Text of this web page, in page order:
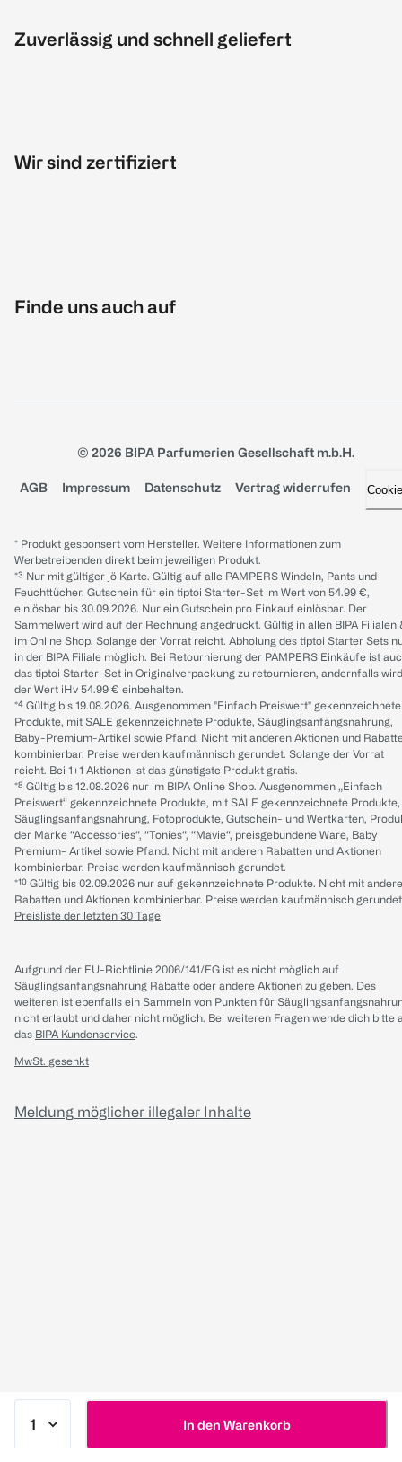
In den Warenkorb
Zuverlässig und schnell geliefert
Wir sind zertifiziert
Finde uns auch auf
© 2026 BIPA Parfumerien Gesellschaft m.b.H.
AGB Impressum Datenschutz Vertrag widerrufen
* Produkt gesponsert vom Hersteller. Weitere Informationen zum
Werbetreibenden direkt beim jeweiligen Produkt.
*³ Nur mit gültiger jö Karte. Gültig auf alle PAMPERS Windeln, Pants und
Feuchttücher. Gutschein für ein tiptoi Starter-Set im Wert von 54.99 €,
einlösbar bis 30.09.2026. Nur ein Gutschein pro Einkauf einlösbar. Der
Sammelwert wird auf der Rechnung angedruckt. Gültig in allen BIPA Filialen
im Online Shop. Solange der Vorrat reicht. Abholung des tiptoi Starter Sets
in der BIPA Filiale möglich. Bei Retournierung der PAMPERS Einkäufe ist
das tiptoi Starter-Set in Originalverpackung zu retournieren, andernfalls wird
der Wert iHv 54.99 € einbehalten.
*⁴ Gültig bis 19.08.2026. Ausgenommen "Einfach Preiswert" gekennzeichnete
Produkte, mit SALE gekennzeichnete Produkte, Säuglingsanfangsnahrung,
Baby-Premium-Artikel sowie Pfand. Nicht mit anderen Aktionen und
kombinierbar. Preise werden kaufmännisch gerundet. Solange der Vorrat
reicht. Bei 1+1 Aktionen ist das günstigste Produkt gratis.
*⁸ Gültig bis 12.08.2026 nur im BIPA Online Shop. Ausgenommen „Einfach
Preiswert“ gekennzeichnete Produkte, mit SALE gekennzeichnete Produkte,
Säuglingsanfangsnahrung, Fotoprodukte, Gutschein- und Wertkarten,
der Marke “Accessories“, “Tonies“, “Mavie“, preisgebundene Ware, Baby
Premium- Artikel sowie Pfand. Nicht mit anderen Rabatten und Aktionen
kombinierbar. Preise werden kaufmännisch gerundet.
*¹⁰ Gültig bis 02.09.2026 nur auf gekennzeichnete Produkte. Nicht mit
Rabatten und Aktionen kombinierbar. Preise werden kaufmännisch
Preisliste der letzten 30 Tage
Aufgrund der EU-Richtlinie 2006/141/EG ist es nicht möglich auf
Säuglingsanfangsnahrung Rabatte oder andere Aktionen zu geben. Des
weiteren ist ebenfalls ein Sammeln von Punkten für
nicht erlaubt und daher nicht möglich. Bei weiteren Fragen wende dich bitte
das BIPA Kundenservice.
MwSt. gesenkt
Meldung möglicher illegaler Inhalte